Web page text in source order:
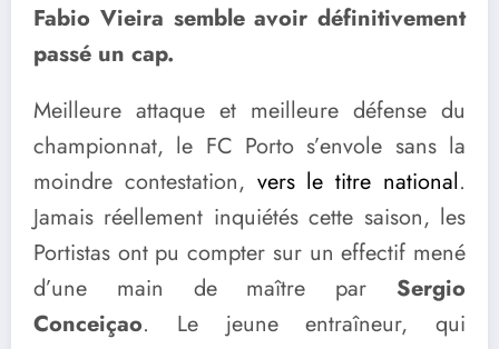
Fabio Vieira semble avoir définitivement
passé un cap.
Meilleure attaque et meilleure défense du
championnat, le FC Porto s’envole sans la
moindre contestation, vers le titre national.
Jamais réellement inquiétés cette saison, les
Portistas ont pu compter sur un effectif mené
d’une main de maître par Sergio
Conceiçao. Le jeune entraîneur, qui